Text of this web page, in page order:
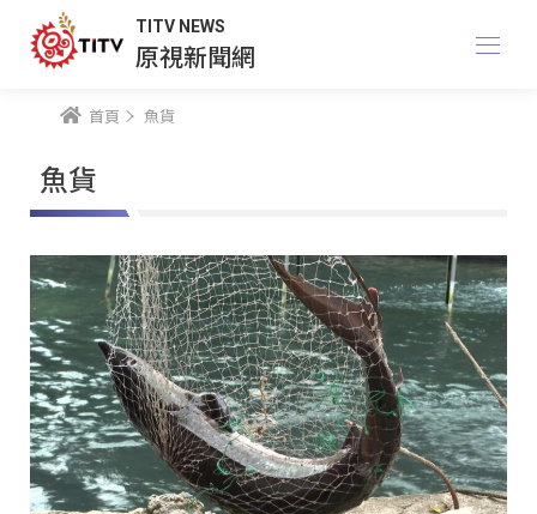
TITV NEWS
原視新聞網
首頁 魚貨
魚貨